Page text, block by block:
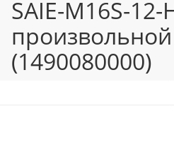
SAIE-M16S-
(1490080000)